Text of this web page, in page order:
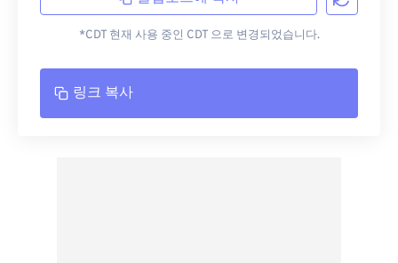
*CDT 현재 사용 중인 CDT 으로 변경되었습니다.
링크 복사